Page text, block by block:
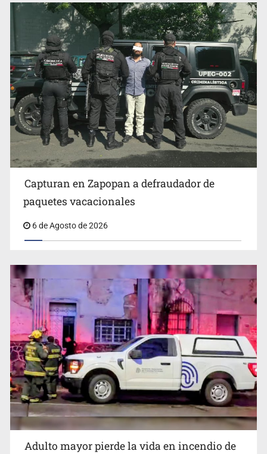
Fallece monseñor Carlos Garfias Merlos, arzobispo
emérito de Morelia
Detienen al exgobernador de Guerrero, Ángel Aguirre
Capturan en Zapopan a defraudador de
paquetes vacacionales
6 de Agosto de 2026
Adulto mayor pierde la vida en incendio de